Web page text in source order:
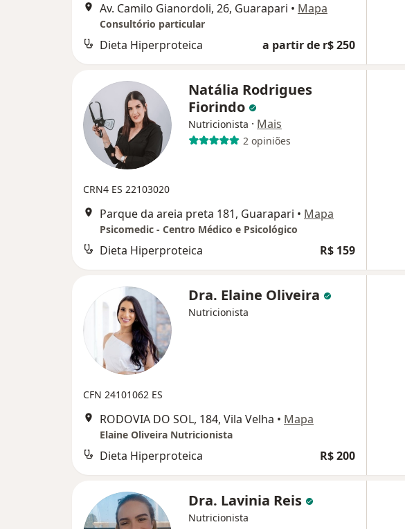
Av. Camilo Gianordoli, 26, Guarapari • Mapa
Consultório particular
Dieta Hiperproteica a partir de r$ 250
Natália Rodrigues
Fiorindo
Nutricionista · Mais
2 opiniões
CRN4 ES 22103020
Parque da areia preta 181, Guarapari • Mapa
Psicomedic - Centro Médico e Psicológico
Dieta Hiperproteica R$ 159
Dra. Elaine Oliveira
Nutricionista
CFN 24101062 ES
RODOVIA DO SOL, 184, Vila Velha • Mapa
Elaine Oliveira Nutricionista
Dieta Hiperproteica R$ 200
Dra. Lavinia Reis
Nutricionista